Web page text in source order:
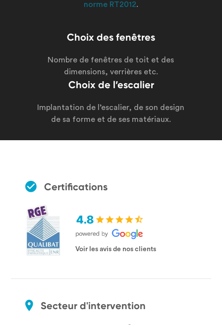
norme RT2012.
Choix des fenêtres
Nombre de fenêtres de toit et des
dimensions, verrières etc.
Choix de l’escalier
Implantation de l’escalier, de son design
de sa forme et de ses matériaux.
Certifications
Voir les avis de nos clients
Secteur d'intervention